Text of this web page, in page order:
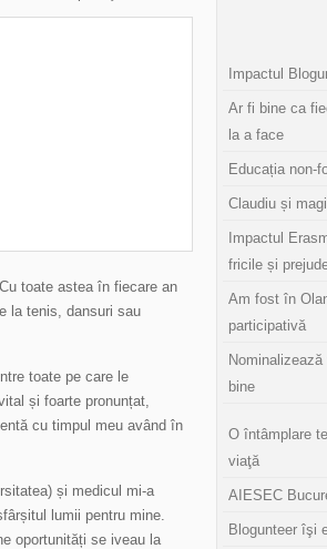
toate astea în fiecare an
la tenis, dansuri sau
toate pe care le
și foarte pronunțat,
cu timpul meu având în
și medicul mi-a
lumii pentru mine.
oportunități se iveau la
Impactul
Ar fi bine ca
la a face
Educația non-
Claudiu și
Impactul
fricile și
Am fost în
participativă
bine
O întâmplare
viaţă
AIESEC
Blogunteer îşi